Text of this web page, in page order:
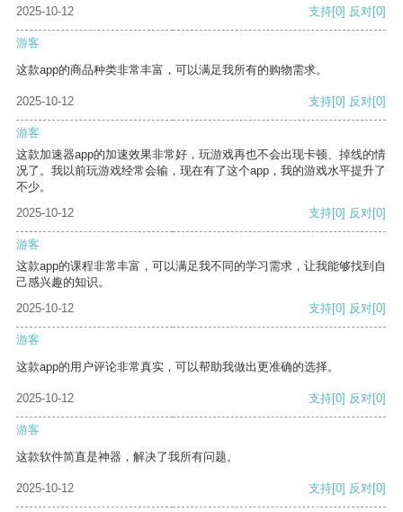
2025-10-12
支持[0] 反对[0]
游客
这款app的商品种类非常丰富，可以满足我所有的购物需求。
2025-10-12 支持[0] 反对[0]
游客
这款加速器app的加速效果非常好，玩游戏再也不会出现卡顿、掉线的情
况了。我以前玩游戏经常会输，现在有了这个app，我的游戏水平提升了
不少。
2025-10-12
支持[0] 反对[0]
游客
这款app的课程非常丰富，可以满足我不同的学习需求，让我能够找到自
己感兴趣的知识。
2025-10-12
支持[0] 反对[0]
游客
这款app的用户评论非常真实，可以帮助我做出更准确的选择。
2025-10-12 支持[0] 反对[0]
游客
这款软件简直是神器，解决了我所有问题。
2025-10-12 支持[0] 反对[0]